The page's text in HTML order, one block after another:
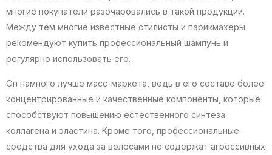
многие покупатели разочаровались в такой продукции.
Между тем многие известные стилисты и парикмахеры
рекомендуют купить профессиональный шампунь и
регулярно использовать его.
Он намного лучше масс-маркета, ведь в его составе более
концентрированные и качественные компоненты, которые
способствуют повышению естественного синтеза
коллагена и эластина. Кроме того, профессиональные
средства для ухода за волосами не содержат агрессивных